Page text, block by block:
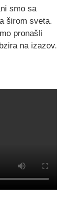
smo sa
širom sveta.
pronašli
na izazov.